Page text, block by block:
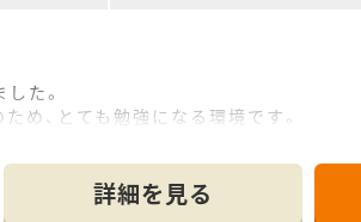
た。
め、とても勉強になる環境です。
です。
員9名在籍しています。
詳細を見る